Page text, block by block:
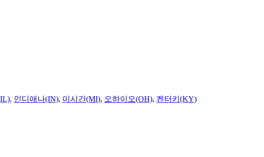
, 인디애나(IN), 미시간(MI), 오하이오(OH), 켄터키(KY)